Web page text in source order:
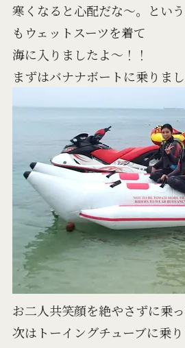
寒くなると心配だな～。とい
もウェットスーツを着て
海に入りましたよ～！！
まずはバナナボートに乗りま
お二人共笑顔を絶やさずに乗っ
次はトーイングチューブに乗